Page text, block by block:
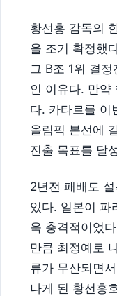
황선홍 감독의
을 조기 확정했
그 B조 1위 결
인 이유다. 만약
다. 카타르를 이
올림픽 본선에
진출 목표를 달
2년전 패배도
있다. 일본이 파
욱 충격적이었
만큼 최정예로
류가 무산되면
나게 된 황선홍